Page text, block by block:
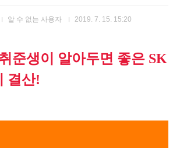
알 수 없는 사용자 2019. 7. 15. 15:20
준생이 알아두면 좋은 SK
결산!